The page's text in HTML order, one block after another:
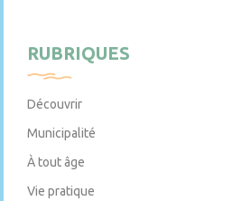
RUBRIQUES
Découvrir
Municipalité
À tout âge
Vie pratique